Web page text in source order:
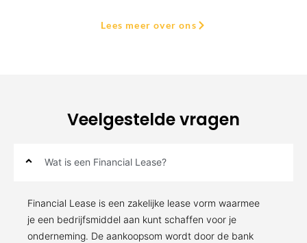
Lees meer over ons
Veelgestelde vragen
Wat is een Financial Lease?
Financial Lease is een zakelijke lease vorm waarmee
je een bedrijfsmiddel aan kunt schaffen voor je
onderneming. De aankoopsom wordt door de bank